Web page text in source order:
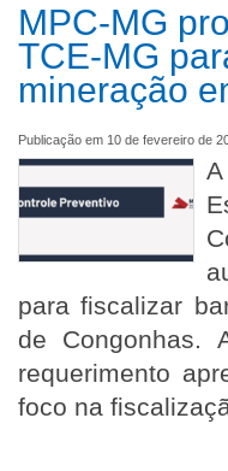
MPC-MG
TCE-MG
mineração
Publicação em 10 de fevereiro de
para fiscalizar
de Congonhas.
requerimento
foco na